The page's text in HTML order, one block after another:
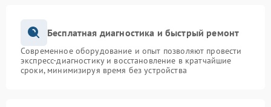
Бесплатная диагностика и быстрый ремонт
Современное оборудование и опыт позволяют провести
экспресс-диагностику и восстановление в кратчайшие
сроки, минимизируя время без устройства